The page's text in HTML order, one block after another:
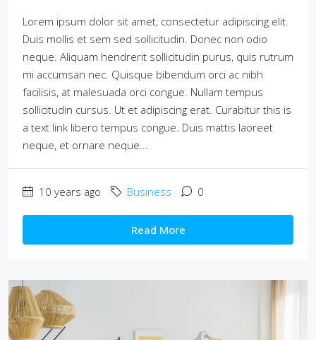
Lorem ipsum dolor sit amet, consectetur adipiscing elit.
Duis mollis et sem sed sollicitudin. Donec non odio
neque. Aliquam hendrerit sollicitudin purus, quis rutrum
mi accumsan nec. Quisque bibendum orci ac nibh
facilisis, at malesuada orci congue. Nullam tempus
sollicitudin cursus. Ut et adipiscing erat. Curabitur this is
a text link libero tempus congue. Duis mattis laoreet
neque, et ornare neque...
10 years ago Business 0
Read More